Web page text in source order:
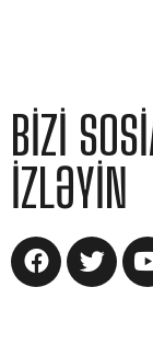
BIZI
IZLƏYIN